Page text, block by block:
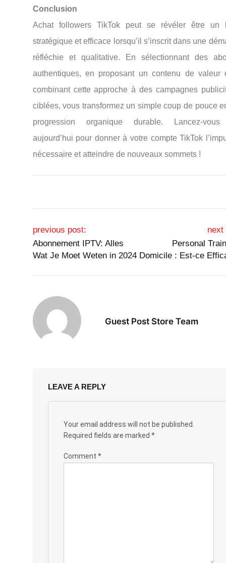
Conclusion
Achat followers TikTok peut se révéler être un
stratégique et efficace lorsqu’il s’inscrit dans une
réfléchie et qualitative. En sélectionnant des
authentiques, en proposant un contenu de valeur
combinant cette approche à des campagnes
ciblées, vous transformez un simple coup de pouce
progression organique durable. Lancez-
aujourd’hui pour donner à votre compte TikTok
nécessaire et atteindre de nouveaux sommets !
Post navigation
previous post:
Abonnement IPTV: Alles
Wat Je Moet Weten in 2024
next
Personal
Domicile : Est-ce
Guest Post Store Team
LEAVE A REPLY
Your email address will not be published.
Required fields are marked *
Comment *